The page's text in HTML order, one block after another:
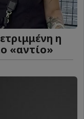
η
«αντίο»